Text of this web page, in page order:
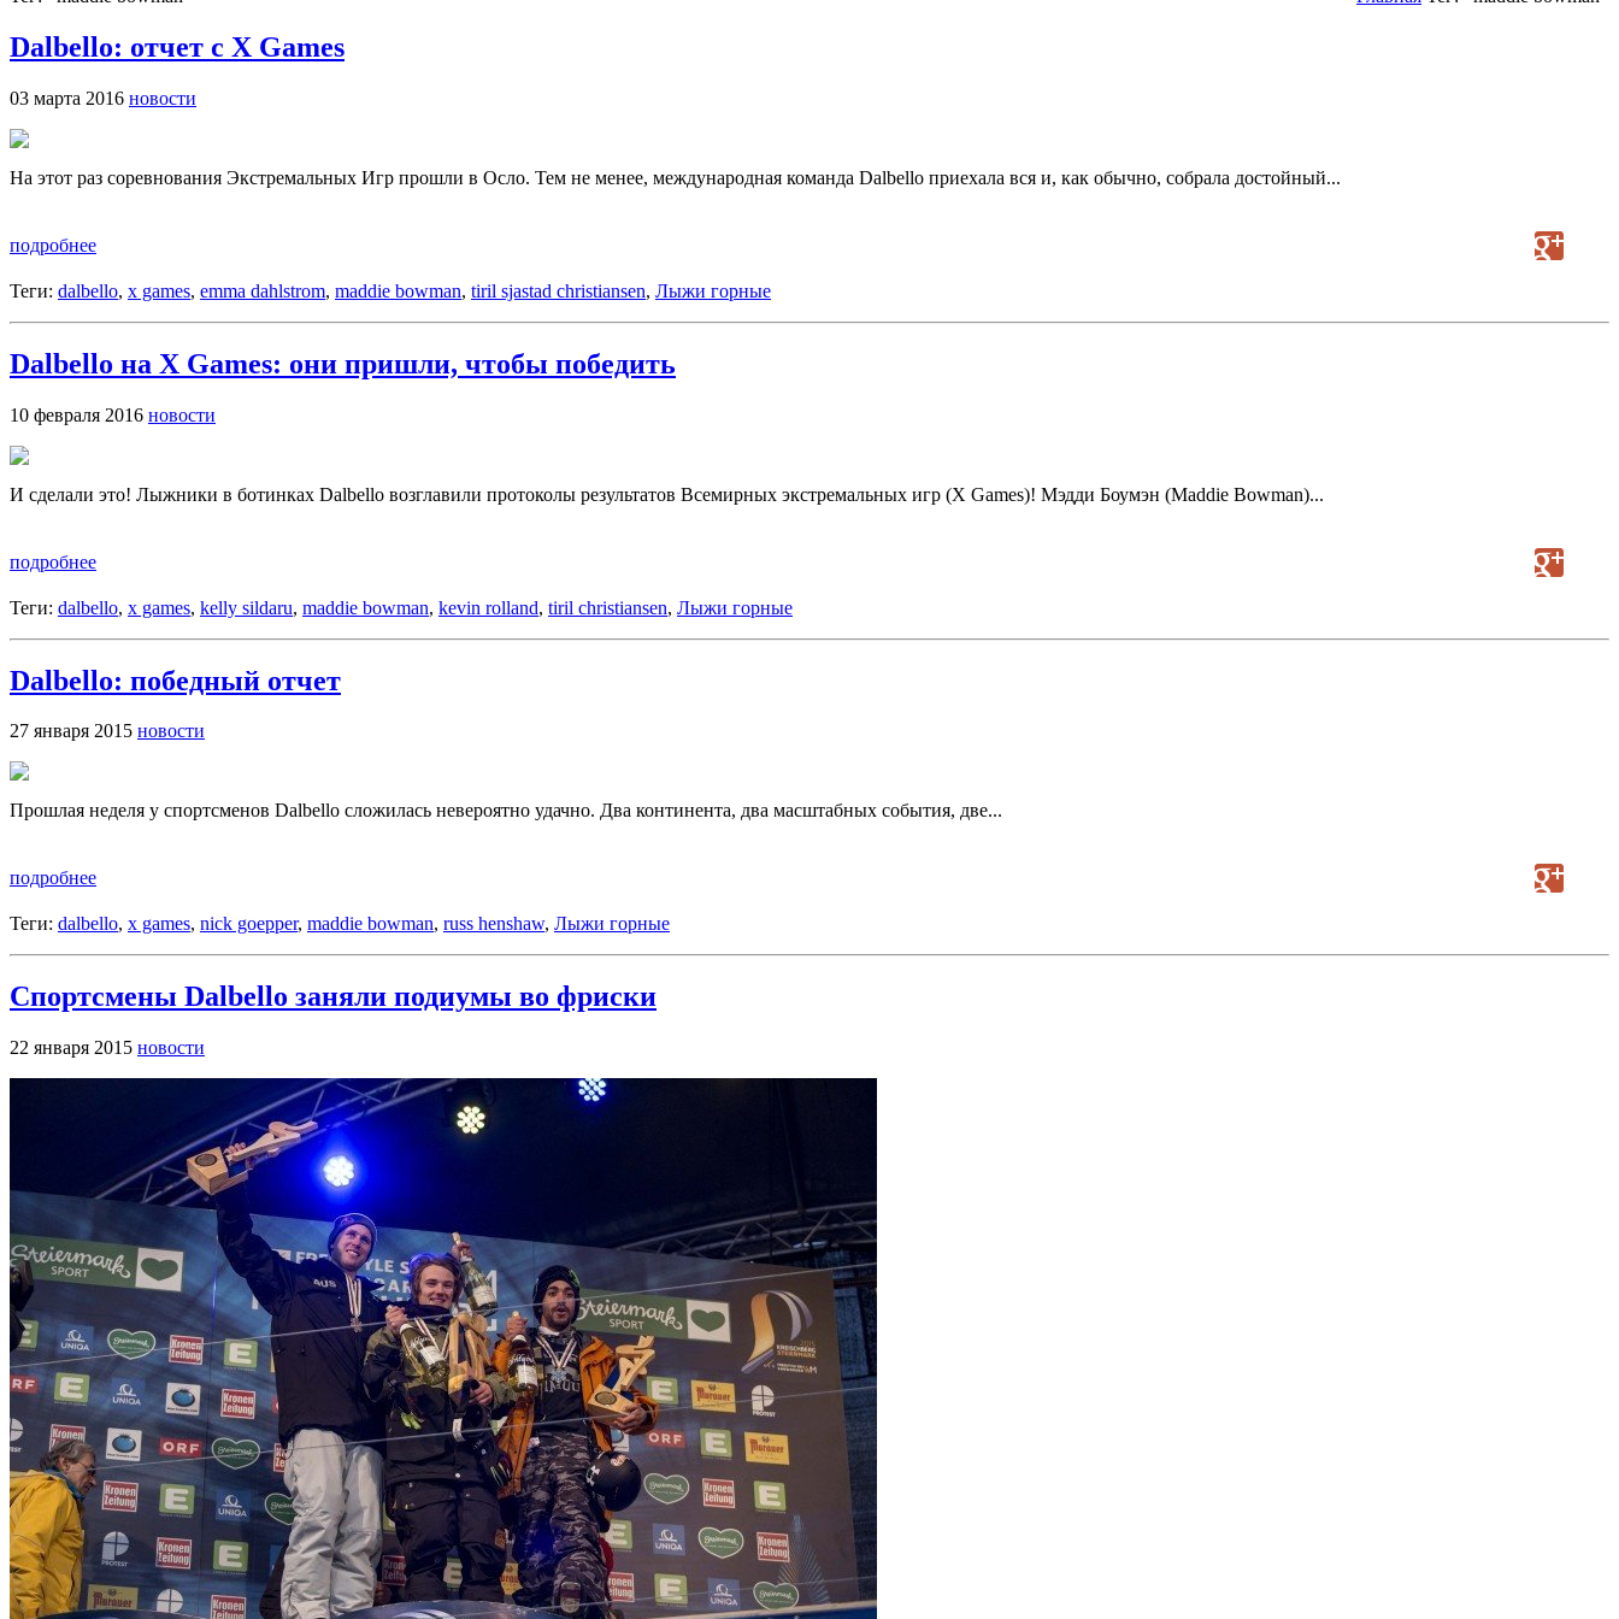
Dalbello: отчет с X Games
03 марта 2016 новости
На этот раз соревнования Экстремальных Игр прошли в Осло. Тем не менее, международная команда Dalbello приехала вся и, как обычно, собрала достойный...
подробнее
Теги: dalbello, x games, emma dahlstrom, maddie bowman, tiril sjastad christiansen, Лыжи горные
Dalbello на X Games: они пришли, чтобы победить
10 февраля 2016 новости
И сделали это! Лыжники в ботинках Dalbello возглавили протоколы результатов Всемирных экстремальных игр (X Games)! Мэдди Боумэн (Maddie Bowman)...
подробнее
Теги: dalbello, x games, kelly sildaru, maddie bowman, kevin rolland, tiril christiansen, Лыжи горные
Dalbello: победный отчет
27 января 2015 новости
Прошлая неделя у спортсменов Dalbello сложилась невероятно удачно. Два континента, два масштабных события, две...
подробнее
Теги: dalbello, x games, nick goepper, maddie bowman, russ henshaw, Лыжи горные
Спортсмены Dalbello заняли подиумы во фриски
22 января 2015 новости